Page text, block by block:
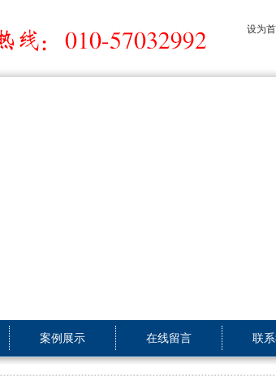
设为
案例展示 在线留言 联